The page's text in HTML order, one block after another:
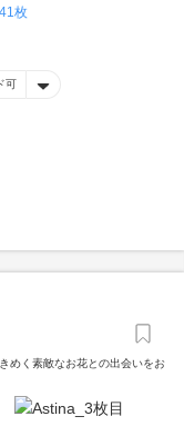
41枚
可
めく素敵なお花との出会いをお